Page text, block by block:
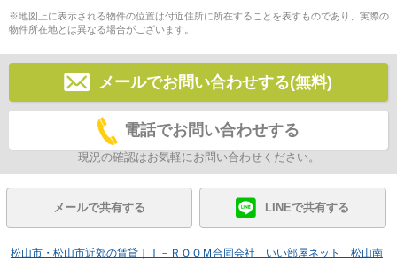
※地図上に表示される物件の位置は付近住所に所在することを表すものであり、実際の
物件所在地とは異なる場合がございます。
メールでお問い合わせする(無料)
電話でお問い合わせする
現況の確認はお気軽にお問い合わせください。
メールで共有する LINEで共有する
松山市・松山市近郊の賃貸｜Ｉ－ＲＯＯＭ合同会社 いい部屋ネット 松山南